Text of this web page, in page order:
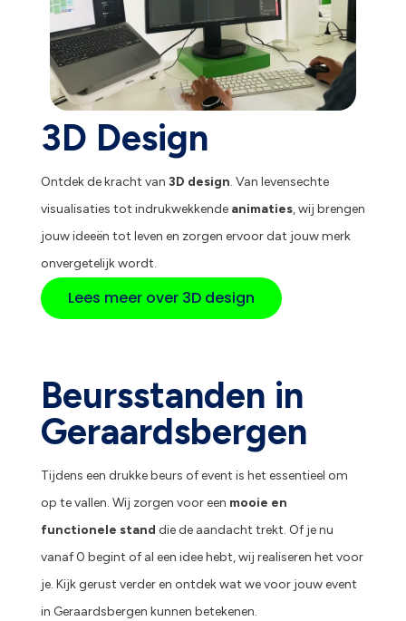
3D Design
Ontdek de kracht van 3D design. Van levensechte
visualisaties tot indrukwekkende animaties, wij brengen
jouw ideeën tot leven en zorgen ervoor dat jouw merk
onvergetelijk wordt.
Lees meer over 3D design
Beursstanden in
Geraardsbergen
Tijdens een drukke beurs of event is het essentieel om
op te vallen. Wij zorgen voor een mooie en
functionele stand die de aandacht trekt. Of je nu
vanaf 0 begint of al een idee hebt, wij realiseren het voor
je. Kijk gerust verder en ontdek wat we voor jouw event
in Geraardsbergen kunnen betekenen.